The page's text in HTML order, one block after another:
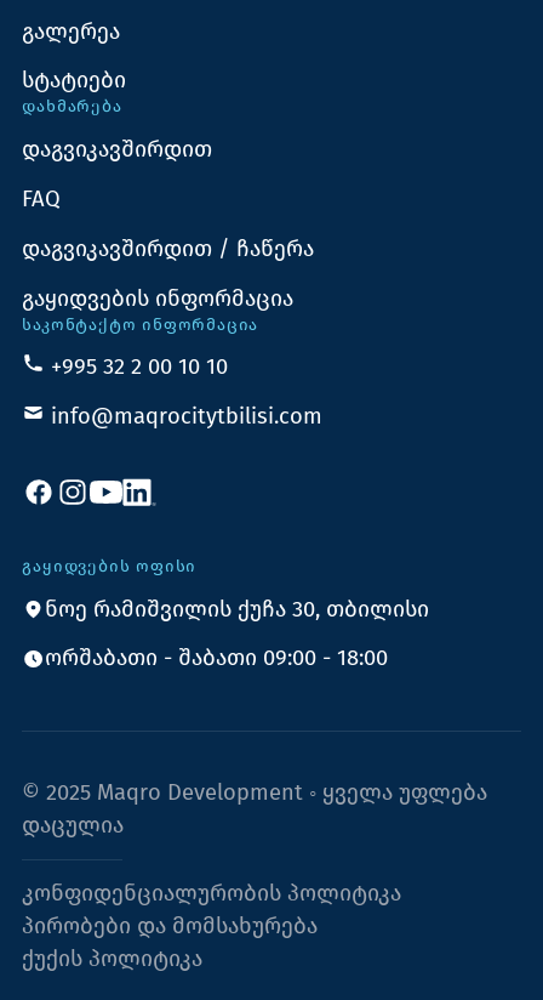
გალერეა
სტატიები
ᲓᲐᲮᲛᲐᲠᲔᲑᲐ
დაგვიკავშირდით
FAQ
დაგვიკავშირდით / ჩაწერა
გაყიდვების ინფორმაცია
ᲡᲐᲙᲝᲜᲢᲐᲥᲢᲝ ᲘᲜᲤᲝᲠᲛᲐᲪᲘᲐ
+995 32 2 00 10 10
info@maqrocitytbilisi.com
ᲒᲐᲧᲘᲓᲕᲔᲑᲘᲡ ᲝᲤᲘᲡᲘ
ნოე რამიშვილის ქუჩა 30, თბილისი
ორშაბათი - შაბათი 09:00 - 18:00
© 2025 Maqro Development ◦ ყველა უფლება
დაცულია
კონფიდენციალურობის პოლიტიკა
პირობები და მომსახურება
ქუქის პოლიტიკა